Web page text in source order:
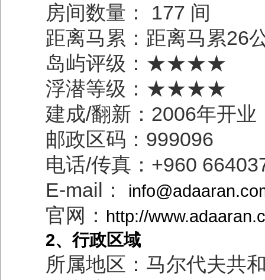
房间数量： 177 间
距离马累：距离马累26
岛屿评级：★★★★
浮潜等级：★★★★
建成/翻新：2006年开业
邮政区码：999096
电话/传真：+960
E-mail：
官网： http://
2、行政区域
所属地区：马尔代夫共